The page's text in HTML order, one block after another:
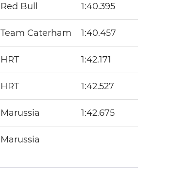
Red Bull 1:40.395
Team Caterham 1:40.457
HRT 1:42.171
HRT 1:42.527
Marussia 1:42.675
Marussia